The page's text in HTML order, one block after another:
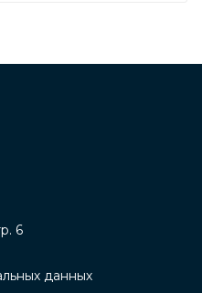
6
данных